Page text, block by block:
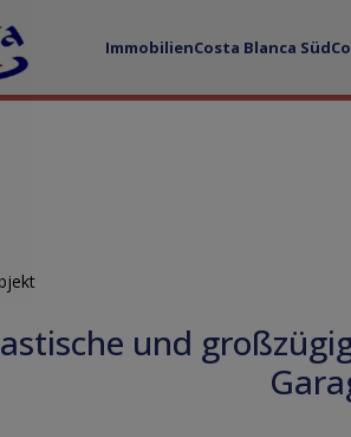
ImmobilienCosta Blanca Süd
und